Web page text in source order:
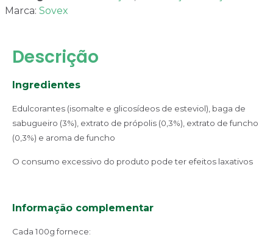
Marca: Sovex
Descrição
Ingredientes
Edulcorantes (isomalte e glicosídeos de esteviol), baga de
sabugueiro (3%), extrato de própolis (0,3%), extrato de funcho
(0,3%) e aroma de funcho
O consumo excessivo do produto pode ter efeitos laxativos
Informação complementar
Cada 100g fornece: